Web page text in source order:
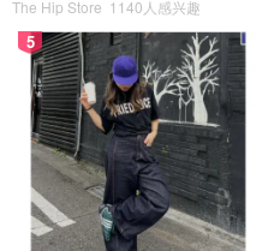
The Hip Store 1140人感兴趣
5